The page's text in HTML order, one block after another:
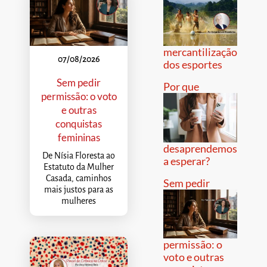
07/08/2026
Sem pedir
permissão: o voto
e outras
conquistas
femininas
De Nísia Floresta ao
Estatuto da Mulher
Casada, caminhos
mais justos para as
mulheres
mercantilização
dos esportes
Por que
desaprendemos
a esperar?
Sem pedir
permissão: o
voto e outras